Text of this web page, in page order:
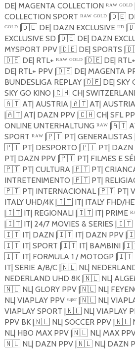
DE| MAGENTA COLLECTION ᴿᴬᵂ ᴳᴼᴸᴰ |
COLLECTION SPORT ᴿᴬᵂ ᴳᴼᴸᴰ |🇩🇪
ᴳᴼᴸᴰ |🇩🇪DE| DAZN EXCLUSIVE ᴴᴰ |
EXCLUSIVE SD |🇩🇪DE| DAZN
MYSPORT PPV |🇩🇪DE| SPORTS |
🇩🇪DE| RTL+ ᴿᴬᵂ ᴳᴼᴸᴰ |🇩🇪DE|
DE| RTL+ PPV |🇩🇪DE| MAGENTA
BUNDESLIGA REPLAY |🇩🇪DE| SKY
SKY GO KINO |🇨🇭CH|
🇦🇹AT| AUSTRIA |🇦🇹AT|
|🇦🇹AT| DAZN PPV |🇨🇭CH| SFL
ONLINE UNTERHALTUNG ᴿᴬᵂ |🇦🇹
SPORT ᴿᴬᵂ |🇵🇹PT| GENERALISTAS |
🇵🇹PT| DESPORTO |🇵🇹PT| DAZN
PT| DAZN PPV |🇵🇹PT| FILMES E
🇵🇹PT| CULTURA |🇵🇹PT|
INTRETENIMENTO |🇵🇹PT|
🇵🇹PT| INTERNACIONAL |🇵🇹PT|
ITALY UHD/4K |🇮🇹IT| ITALY FHD/
|🇮🇹IT| REGIONALI |🇮🇹IT| PRIME
|🇮🇹IT| 24/7 MOVIES & SERIES |🇮🇹
🇮🇹IT| DAZN |🇮🇹IT| DAZN PPV |
🇮🇹IT| SPORT |🇮🇹IT| BAMBINI |
🇮🇹IT| FORMULA 1 / MOTOGP |🇮🇹
IT| SERIE A/B/C |🇳🇱NL|
NEDERLAND UHD 8K |🇳🇱NL|
🇳🇱NL| GLORY PPV |🇳🇱NL|
NL| VIAPLAY PPV ˢᵘᵖᵉʳ |🇳🇱NL|
VIAPLAY SPORT |🇳🇱NL| VIAPLAY
PPV BK |🇳🇱NL| SOCCER PPV |🇳🇱
NL| HBO MAX PPV |🇳🇱NL| MAX
🇳🇱NL| DAZN PPV |🇳🇱NL| DAZN